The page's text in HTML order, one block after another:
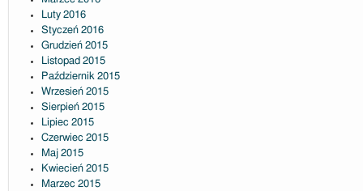
Luty 2016
Styczeń 2016
Grudzień 2015
Listopad 2015
Październik 2015
Wrzesień 2015
Sierpień 2015
Lipiec 2015
Czerwiec 2015
Maj 2015
Kwiecień 2015
Marzec 2015